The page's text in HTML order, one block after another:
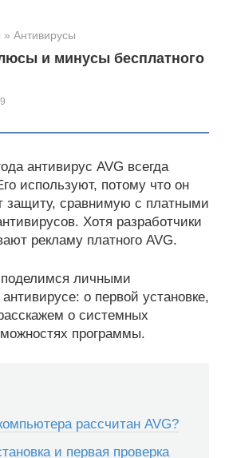
» Антивирусы
и минусы бесплатного
антивирус AVG всегда
используют, потому что он
защиту, сравнимую с платными
Хотя разработчики
рекламу платного AVG.
личными
о первой установке,
о системных
программы.
рассчитан AVG?
и первая проверка